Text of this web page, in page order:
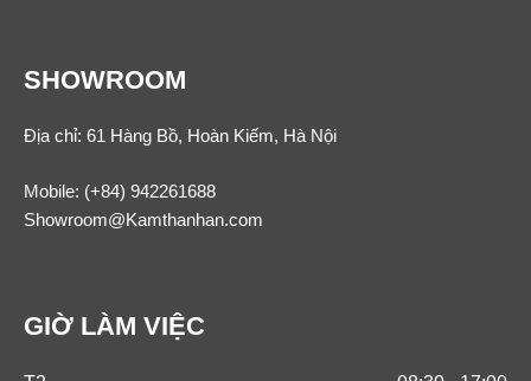
SHOWROOM
Địa chỉ: 61 Hàng Bồ, Hoàn Kiếm, Hà Nội
Mobile: (+84) 942261688
Showroom@Kamthanhan.com
GIỜ LÀM VIỆC